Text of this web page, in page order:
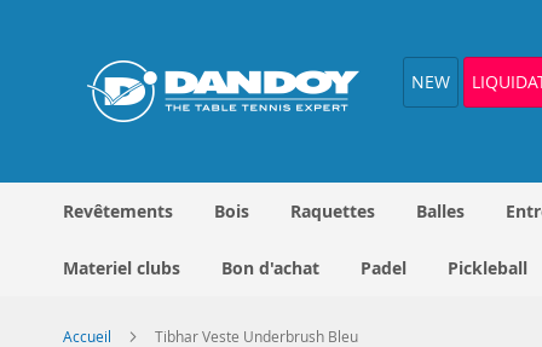
contenu
NEW
Revêtements Bois Raquettes Balles
Materiel clubs Bon d'achat Padel Pickleball
Accueil Tibhar Veste Underbrush Bleu